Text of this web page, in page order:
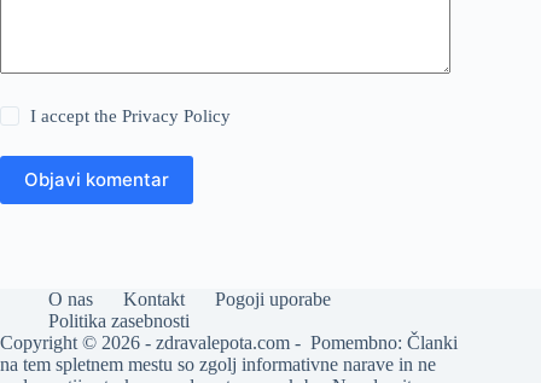
I accept thePrivacy Policy
Objavi komentar
O nas Kontakt
Pogoji uporabe
Politika zasebnosti
Copyright © 2026 - zdravalepota.com - Pomembno: Članki
na tem spletnem mestu so zgolj informativne narave in ne